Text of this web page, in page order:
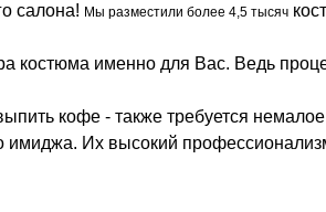
салона! Мы разместили более 4,5 тысяч
костюма именно для Вас. Ведь
кофе - также требуется
Их высокий